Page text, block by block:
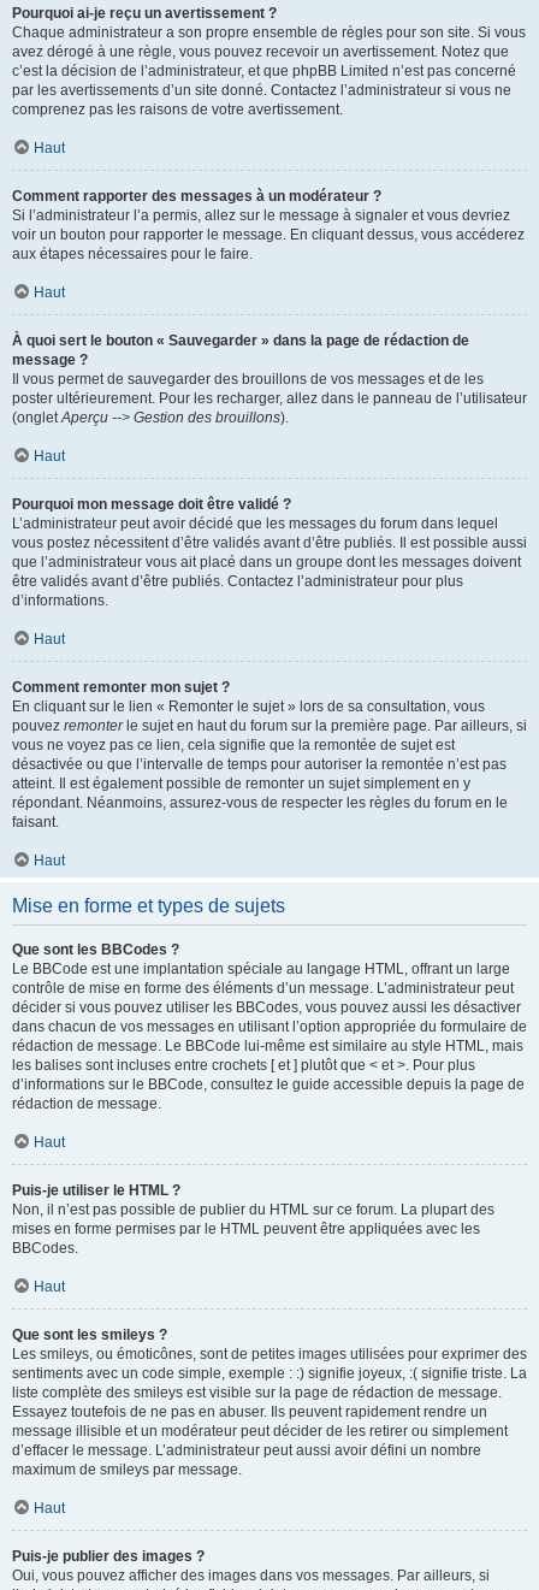
Pourquoi ai-je reçu un avertissement ?
Chaque administrateur a son propre ensemble de règles pour son site. Si vous
avez dérogé à une règle, vous pouvez recevoir un avertissement. Notez que
c’est la décision de l’administrateur, et que phpBB Limited n’est pas concerné
par les avertissements d’un site donné. Contactez l’administrateur si vous ne
comprenez pas les raisons de votre avertissement.
Haut
Comment rapporter des messages à un modérateur ?
Si l’administrateur l’a permis, allez sur le message à signaler et vous devriez
voir un bouton pour rapporter le message. En cliquant dessus, vous accéderez
aux étapes nécessaires pour le faire.
Haut
À quoi sert le bouton « Sauvegarder » dans la page de rédaction de
message ?
Il vous permet de sauvegarder des brouillons de vos messages et de les
poster ultérieurement. Pour les recharger, allez dans le panneau de l’utilisateur
(ongletAperçu --> Gestion des brouillons).
Haut
Pourquoi mon message doit être validé ?
L’administrateur peut avoir décidé que les messages du forum dans lequel
vous postez nécessitent d’être validés avant d’être publiés. Il est possible aussi
que l’administrateur vous ait placé dans un groupe dont les messages doivent
être validés avant d’être publiés. Contactez l’administrateur pour plus
d’informations.
Haut
Comment remonter mon sujet ?
En cliquant sur le lien « Remonter le sujet » lors de sa consultation, vous
pouvez remonterle sujet en haut du forum sur la première page. Par ailleurs, si
vous ne voyez pas ce lien, cela signifie que la remontée de sujet est
désactivée ou que l’intervalle de temps pour autoriser la remontée n’est pas
atteint. Il est également possible de remonter un sujet simplement en y
répondant. Néanmoins, assurez-vous de respecter les règles du forum en le
faisant.
Haut
Mise en forme et types de sujets
Que sont les BBCodes ?
Le BBCode est une implantation spéciale au langage HTML, offrant un large
contrôle de mise en forme des éléments d’un message. L’administrateur peut
décider si vous pouvez utiliser les BBCodes, vous pouvez aussi les désactiver
dans chacun de vos messages en utilisant l’option appropriée du formulaire de
rédaction de message. Le BBCode lui-même est similaire au style HTML, mais
les balises sont incluses entre crochets [ et ] plutôt que < et >. Pour plus
d’informations sur le BBCode, consultez le guide accessible depuis la page de
rédaction de message.
Haut
Puis-je utiliser le HTML ?
Non, il n’est pas possible de publier du HTML sur ce forum. La plupart des
mises en forme permises par le HTML peuvent être appliquées avec les
BBCodes.
Haut
Que sont les smileys ?
Les smileys, ou émoticônes, sont de petites images utilisées pour exprimer des
sentiments avec un code simple, exemple : :) signifie joyeux, :( signifie triste. La
liste complète des smileys est visible sur la page de rédaction de message.
Essayez toutefois de ne pas en abuser. Ils peuvent rapidement rendre un
message illisible et un modérateur peut décider de les retirer ou simplement
d’effacer le message. L’administrateur peut aussi avoir défini un nombre
maximum de smileys par message.
Haut
Puis-je publier des images ?
Oui, vous pouvez afficher des images dans vos messages. Par ailleurs, si